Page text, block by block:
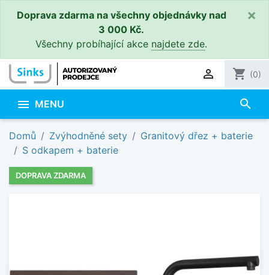
Doprava zdarma na všechny objednávky nad
3 000 Kč.
Všechny probíhající akce najdete zde.
×
 shopping_cart (0)
 MENU search
Domů Zvýhodněné sety
Granitový dřez + baterie
S odkapem + baterie
DOPRAVA ZDARMA